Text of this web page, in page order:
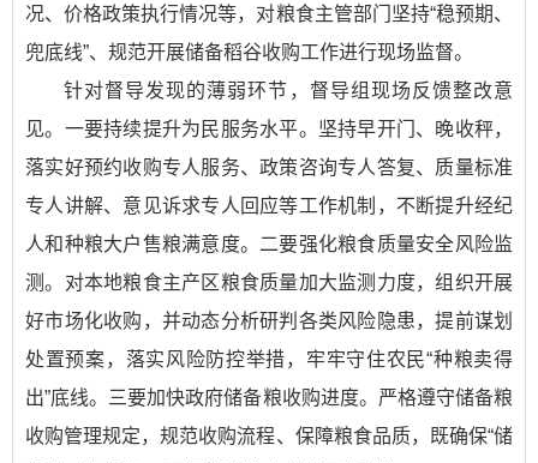
况、价格政策执行情况等，对粮食主管部门坚持“稳预期、
兜底线”、规范开展储备稻谷收购工作进行现场监督。
针对督导发现的薄弱环节，督导组现场反馈整改意
见。一要持续提升为民服务水平。坚持早开门、晚收秤，
落实好预约收购专人服务、政策咨询专人答复、质量标准
专人讲解、意见诉求专人回应等工作机制，不断提升经纪
人和种粮大户售粮满意度。二要强化粮食质量安全风险监
测。对本地粮食主产区粮食质量加大监测力度，组织开展
好市场化收购，并动态分析研判各类风险隐患，提前谋划
处置预案，落实风险防控举措，牢牢守住农民“种粮卖得
出”底线。三要加快政府储备粮收购进度。严格遵守储备粮
收购管理规定，规范收购流程、保障粮食品质，既确保“储